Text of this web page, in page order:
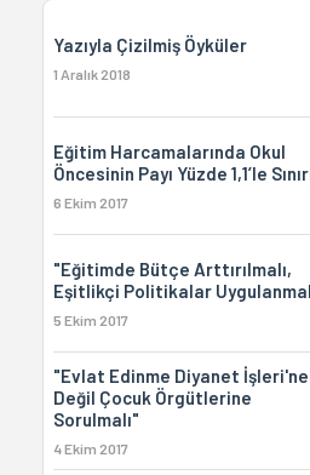
Yazıyla Çizilmiş Öyküler
1 Aralık 2018
Eğitim Harcamalarında Okul
Öncesinin Payı Yüzde 1,1’le
6 Ekim 2017
"Eğitimde Bütçe Arttırılmalı,
Eşitlikçi Politikalar
5 Ekim 2017
"Evlat Edinme Diyanet İşleri'ne
Değil Çocuk Örgütlerine
Sorulmalı"
4 Ekim 2017